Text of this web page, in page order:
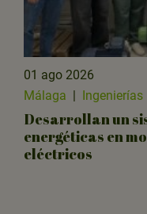
01 ago 2026
Málaga | Ingenierías
Desarrollan un
energéticas en
eléctricos